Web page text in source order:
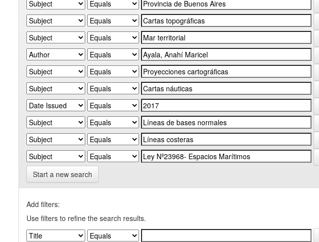
Start a new search
Add filters:
Use filters to refine the search results.